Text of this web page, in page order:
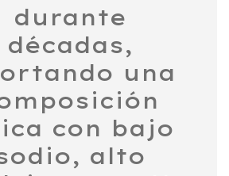
durante
décadas,
una
con bajo
alto